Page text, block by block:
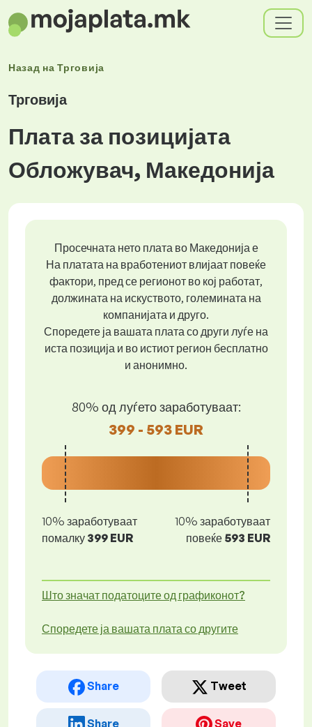
Назад наТрговија
Трговија
Плата за позицијата
Обложувач, Македонија
Просечната нето плата во Македонија е
На платата на вработениот влијаат повеќе
фактори, пред се регионот во кој работат,
должината на искуството, големината на
компанијата и друго.
Споредете ја вашата плата со други луѓе на
иста позиција и во истиот регион бесплатно
и анонимно.
80% од луѓето заработуваат:
399 - 593 EUR
10% заработуваат
помалку 399 EUR
10% заработуваат
повеќе 593 EUR
Што значат податоците од графиконот?
Споредете ја вашата плата со другите
Share Tweet
Share Save